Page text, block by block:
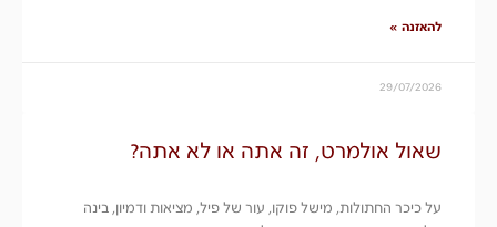
להאזנה »
29/07/2026
שאול אולמרט, זה אתה או לא אתה?
על כיכר החתולות, מישל פוקו, עור של פיל, מציאות ודמיון, בינה